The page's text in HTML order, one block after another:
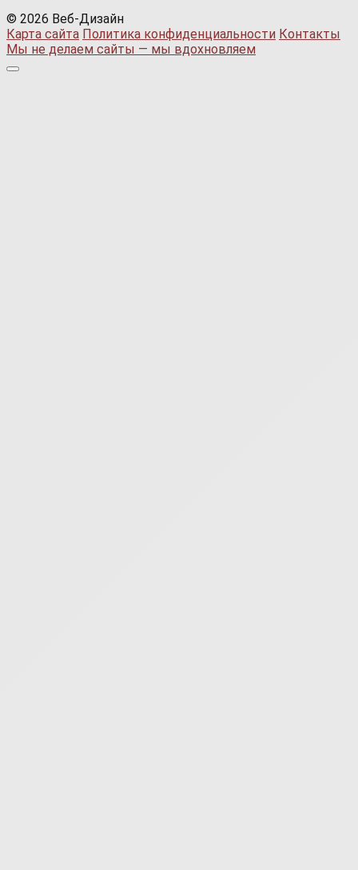
© 2026 Веб-Дизайн
Карта сайта Политика конфиденциальности Контакты
Мы не делаем сайты — мы вдохновляем